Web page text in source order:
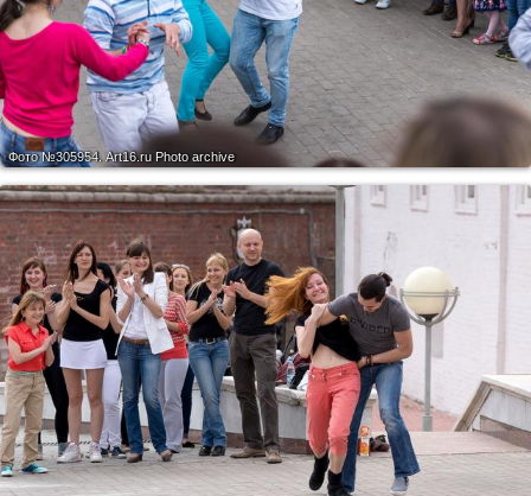
Фото №305954.Art16.ru Photo archive